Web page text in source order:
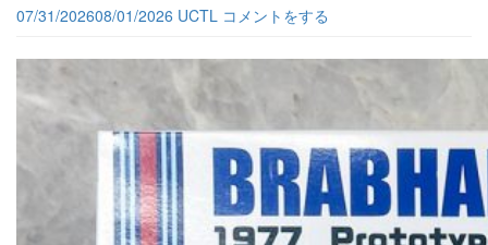
07/31/202608/01/2026 UCTL コメントをする